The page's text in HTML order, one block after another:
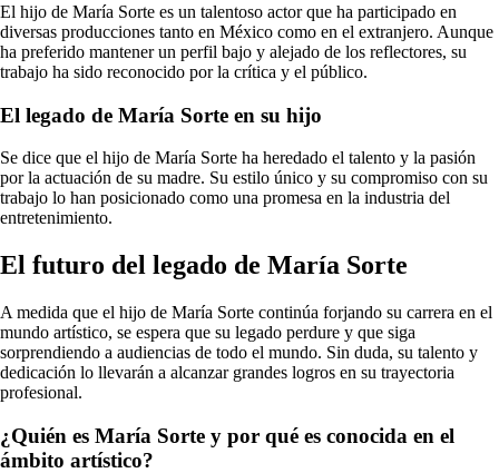
El hijo de María Sorte es un talentoso actor que ha participado en
diversas producciones tanto en México como en el extranjero. Aunque
ha preferido mantener un perfil bajo y alejado de los reflectores, su
trabajo ha sido reconocido por la crítica y el público.
El legado de María Sorte en su hijo
Se dice que el hijo de María Sorte ha heredado el talento y la pasión
por la actuación de su madre. Su estilo único y su compromiso con su
trabajo lo han posicionado como una promesa en la industria del
entretenimiento.
El futuro del legado de María Sorte
A medida que el hijo de María Sorte continúa forjando su carrera en el
mundo artístico, se espera que su legado perdure y que siga
sorprendiendo a audiencias de todo el mundo. Sin duda, su talento y
dedicación lo llevarán a alcanzar grandes logros en su trayectoria
profesional.
¿Quién es María Sorte y por qué es conocida en el
ámbito artístico?